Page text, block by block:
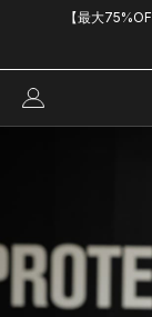
【最大